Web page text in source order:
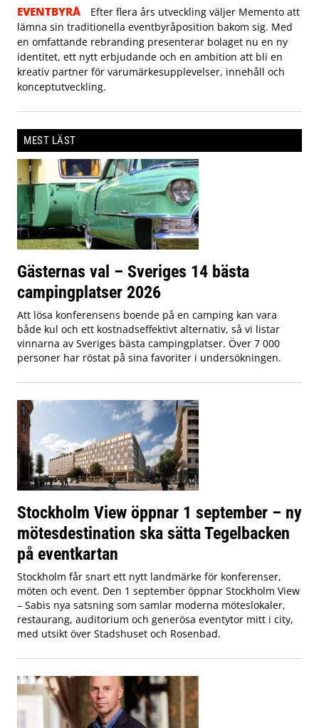
EVENTBYRÅ
Efter flera års utveckling väljer Memento att
lämna sin traditionella eventbyråposition bakom sig. Med
en omfattande rebranding presenterar bolaget nu en ny
identitet, ett nytt erbjudande och en ambition att bli en
kreativ partner för varumärkesupplevelser, innehåll och
konceptutveckling.
MEST LÄST
Gästernas val – Sveriges 14 bästa
campingplatser 2026
Att lösa konferensens boende på en camping kan vara
både kul och ett kostnadseffektivt alternativ, så vi listar
vinnarna av Sveriges bästa campingplatser. Över 7 000
personer har röstat på sina favoriter i undersökningen.
Stockholm View öppnar 1 september – ny
mötesdestination ska sätta Tegelbacken
på eventkartan
Stockholm får snart ett nytt landmärke för konferenser,
möten och event. Den 1 september öppnar Stockholm View
– Sabis nya satsning som samlar moderna möteslokaler,
restaurang, auditorium och generösa eventytor mitt i city,
med utsikt över Stadshuset och Rosenbad.